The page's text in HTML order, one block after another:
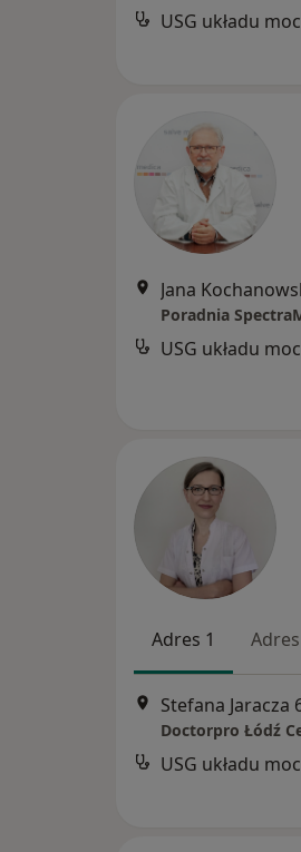
USG układu
Jana
Poradnia
USG układu
Adres 1
Stefana Jaracza
Doctorpro Łódź
USG układu